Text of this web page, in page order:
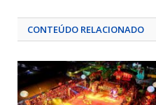
CONTEÚDO RELACIONADO